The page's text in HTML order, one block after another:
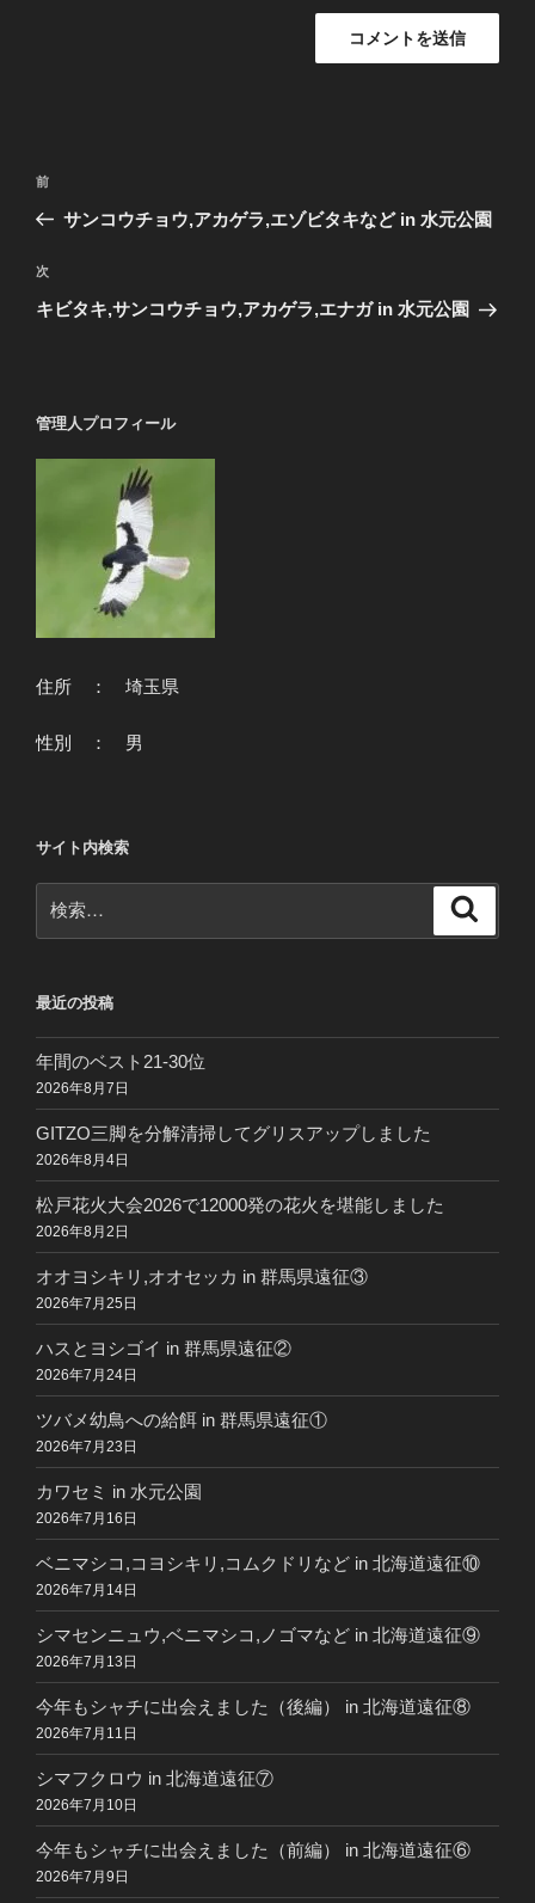
投
ナ
ビ
ゲ
ン
前
の
稿
前
サンコウチョウ,アカゲラ,エゾビタキなど in 水元公園
次
の
次
キビタキ,サンコウチョウ,アカゲラ,エナガ in 水元公園
管理人プロフィール
住所 ： 埼玉県
性別 ： 男
サイト内検索
索:
最近の投稿
年間のベスト21-30位
2026年8月7日
GITZO三脚を分解清掃してグリスアップしました
2026年8月4日
松戸花火大会2026で12000発の花火を堪能しました
2026年8月2日
オオヨシキリ,オオセッカ in 群馬県遠征③
2026年7月25日
ハスとヨシゴイ in 群馬県遠征②
2026年7月24日
ツバメ幼鳥への給餌 in 群馬県遠征①
2026年7月23日
カワセミ in 水元公園
2026年7月16日
ベニマシコ,コヨシキリ,コムクドリなど in 北海道遠征⑩
2026年7月14日
シマセンニュウ,ベニマシコ,ノゴマなど in 北海道遠征⑨
2026年7月13日
今年もシャチに出会えました（後編） in 北海道遠征⑧
2026年7月11日
シマフクロウ in 北海道遠征⑦
2026年7月10日
今年もシャチに出会えました（前編） in 北海道遠征⑥
2026年7月9日